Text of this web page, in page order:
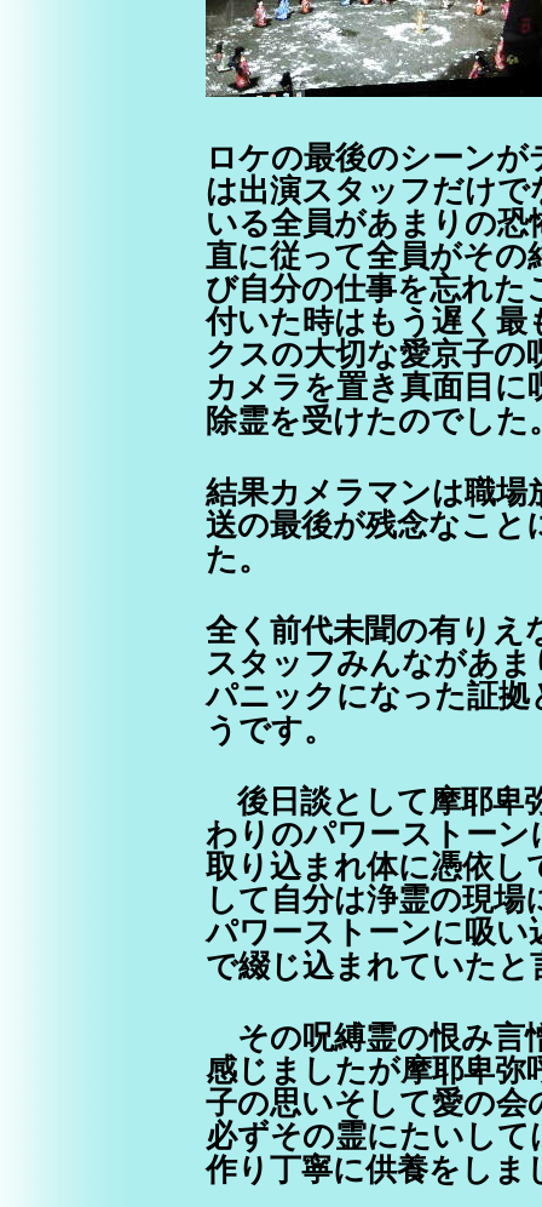
ロケの最後のシーン
は出演スタッフだけで
いる全員があまりの恐
直に従って全員がその
び自分の仕事を忘れ
付いた時はもう遅く最
クスの大切な愛京子
カメラを置き真面目に
除霊を受けたのでした
結果カメラマンは職場
送の最後が残念なこと
た。
全く前代未聞の有りえ
スタッフみんながあま
パニックになった証
うです。
後日談として摩耶卑
わりのパワーストーン
取り込まれ体に憑依し
して自分は浄霊の現場
パワーストーンに吸
で綴じ込まれていたと
その呪縛霊の恨み言
感じましたが摩耶卑弥
子の思いそして愛の会
必ずその霊にたいして
作り丁寧に供養をしま